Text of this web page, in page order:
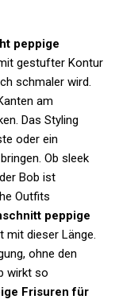
peppige
gestufter Kontur
schmaler wird.
am
Das Styling
oder ein
Ob sleek
Bob ist
Outfits
peppige
mit dieser Länge.
ohne den
wirkt so
Frisuren für